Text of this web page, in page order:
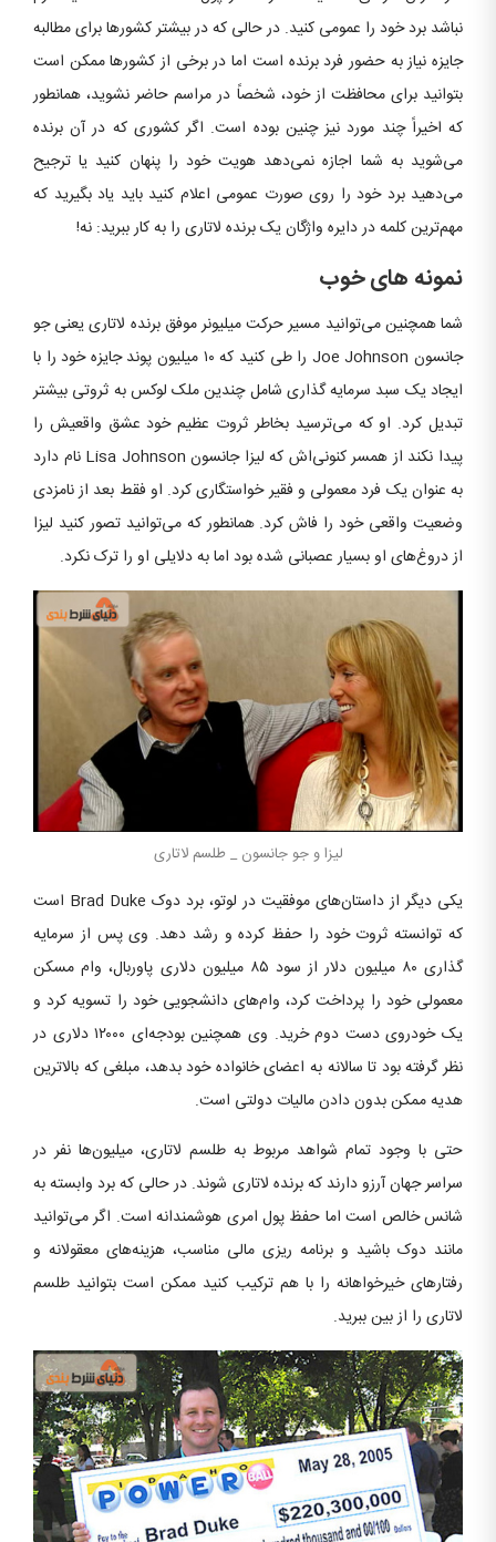
نباشد برد خود را عمومی کنید. در حالی که در بیشتر کشورها برای مطالبه
جایزه نیاز به حضور فرد برنده است اما در برخی از کشور‌ها ممکن است
بتوانید برای محافظت از خود، شخصاً در مراسم حاضر نشوید، همانطور
که اخیراً چند مورد نیز چنین بوده است. اگر کشوری که در آن برنده
می‌شوید به شما اجازه نمی‌دهد هویت خود را پنهان کنید یا ترجیح
می‌دهید برد خود را روی صورت عمومی اعلام کنید باید یاد بگیرید که
مهم‌ترین کلمه در دایره واژگان یک برنده لاتاری را به کار ببرید: نه!
نمونه های خوب
شما همچنین می‌توانید مسیر حرکت میلیونر موفق برنده لاتاری یعنی جو
جانسون Joe Johnson را طی کنید که ۱۰ میلیون پوند جایزه خود را با
ایجاد یک سبد سرمایه گذاری شامل چندین ملک لوکس به ثروتی بیشتر
تبدیل کرد. او که می‌ترسید بخاطر ثروت عظیم خود عشق واقعیش را
پیدا نکند از همسر کنونی‌اش که لیزا جانسون Lisa Johnson نام دارد
به عنوان یک فرد معمولی و فقیر خواستگاری کرد. او فقط بعد از نامزدی
وضعیت واقعی خود را فاش کرد. همانطور که می‌توانید تصور کنید لیزا
از دروغ‌های او بسیار عصبانی شده بود اما به دلایلی او را ترک نکرد.
لیزا و جو جانسون _ طلسم لاتاری
یکی دیگر از داستان‌های موفقیت در لوتو، برد دوک Brad Duke است
که توانسته ثروت خود را حفظ کرده و رشد دهد. وی پس از سرمایه
گذاری ۸۰ میلیون دلار از سود ۸۵ میلیون دلاری پاوربال، وام مسکن
معمولی خود را پرداخت کرد، وام‌های دانشجویی خود را تسویه کرد و
یک خودروی دست دوم خرید. وی همچنین بودجه‌ای ۱۲۰۰۰ دلاری در
نظر گرفته بود تا سالانه به اعضای خانواده خود بدهد، مبلغی که بالاترین
هدیه ممکن بدون دادن مالیات دولتی است.
حتی با وجود تمام شواهد مربوط به طلسم لاتاری، میلیون‌ها نفر در
سراسر جهان آرزو دارند که برنده لاتاری شوند. در حالی که برد وابسته به
شانس خالص است اما حفظ پول امری هوشمندانه است. اگر می‌توانید
مانند دوک باشید و برنامه ریزی مالی مناسب، هزینه‌های معقولانه و
رفتارهای خیرخواهانه را با هم ترکیب کنید ممکن است بتوانید طلسم
لاتاری را از بین ببرید.